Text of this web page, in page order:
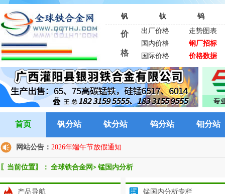
钒 钛 钨
价
格
出厂价格
走势图表
国内价格
钢厂招标
国际价格
价格数据
首页 钒分站 钛分站 钨分站 钼分站
网站公告： 2026年端午节放假通知
〖当前位置〗： 全球铁合金网 > 锰国内分析
产品导航
锰国内分析专栏